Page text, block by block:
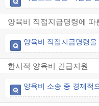
양육비 직접지급명령에
양육비 직접지급명령
한시적 양육비 긴급지원
양육비 소송 중 경제적